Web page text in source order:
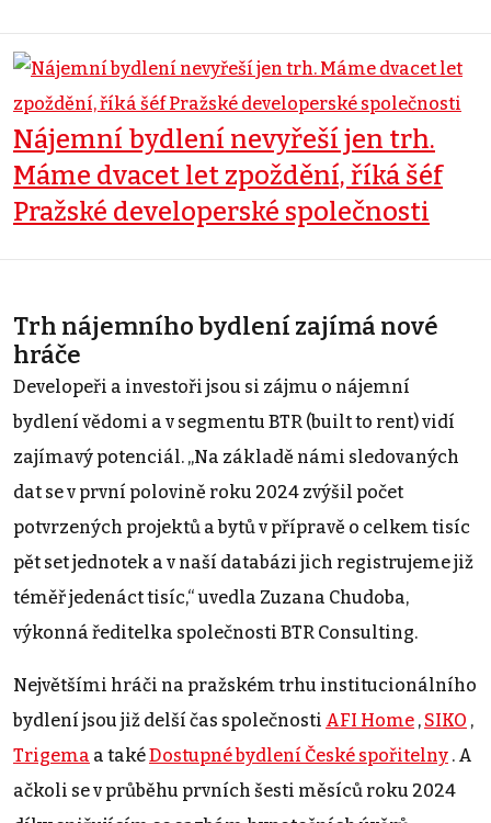
Nájemní bydlení nevyřeší jen trh.
Máme dvacet let zpoždění, říká šéf
Pražské developerské společnosti
Trh nájemního bydlení zajímá nové
hráče
Developeři a investoři jsou si zájmu o nájemní
bydlení vědomi a v segmentu BTR (built to rent) vidí
zajímavý potenciál. „Na základě námi sledovaných
dat se v první polovině roku 2024 zvýšil počet
potvrzených projektů a bytů v přípravě o celkem tisíc
pět set jednotek a v naší databázi jich registrujeme již
téměř jedenáct tisíc,“ uvedla Zuzana Chudoba,
výkonná ředitelka společnosti BTR Consulting.
Největšími hráči na pražském trhu institucionálního
bydlení jsou již delší čas společnosti AFI Home , SIKO ,
Trigema a takéDostupné bydlení České spořitelny . A
ačkoli se v průběhu prvních šesti měsíců roku 2024